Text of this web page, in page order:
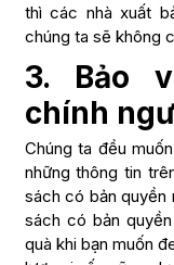
thì các nhà xuất
chúng ta sẽ không
3. Bảo
chính
Chúng ta đều
những thông tin
sách có bản quyền
sách có bản
quà khi bạn muốn